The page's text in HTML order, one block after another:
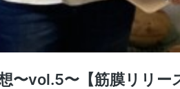
〜vol.5〜【筋膜リリ